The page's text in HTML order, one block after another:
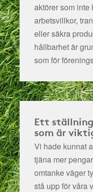
aktörer som inte
arbetsvillkor,
eller säkra
hållbarhet är
som för
Ett
som är
Vi hade kunnat
tjäna mer
omtanke väger
stå upp för våra